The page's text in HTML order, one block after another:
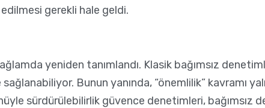
gerekli hale geldi.
yeniden tanımlandı. Klasik bağımsız
sağlanabiliyor. Bunun yanında, “önemlilik”
sürdürülebilirlik güvence denetimleri,